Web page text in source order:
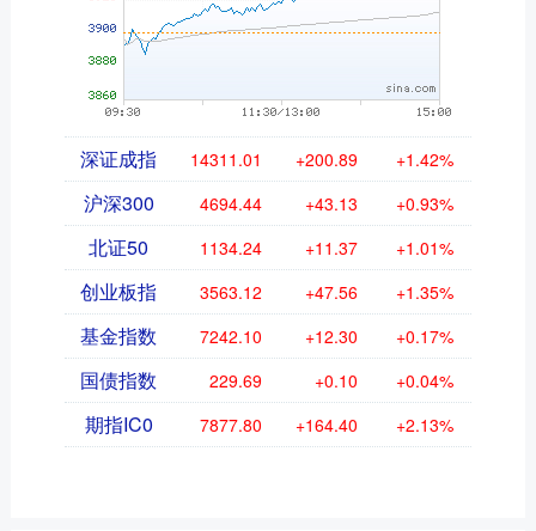
深证成指 14311.01 +200.89 +1.42%
沪深300 4694.44 +43.13 +0.93%
北证50 1134.24 +11.37 +1.01%
创业板指 3563.12 +47.56 +1.35%
基金指数 7242.10 +12.30 +0.17%
国债指数 229.69 +0.10 +0.04%
期指IC0 7877.80 +164.40 +2.13%